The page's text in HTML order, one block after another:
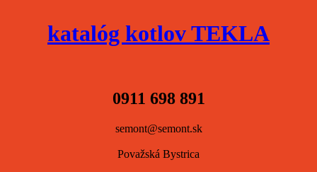
katalóg kotlov TEKLA
0911 698 891
semont@semont.sk
Považská Bystrica